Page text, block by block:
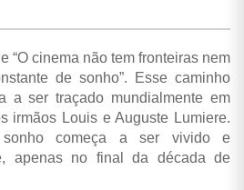
“O cinema não tem fronteiras nem
de sonho”. Esse caminho
a ser traçado mundialmente em
irmãos Louis e Auguste Lumiere.
sonho começa a ser vivido e
apenas no final da década de